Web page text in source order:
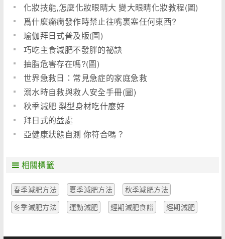
化妝技能,怎麼化妝眼睛大 變大眼睛化妝教程(圖)
爲什麼癲癇發作時禁止往嘴裏塞任何東西?
瑜伽拜日式普及版(圖)
巧吃主食減肥不發胖的祕訣
抽脂危害存在嗎?(圖)
世界急救日：常見急症的家庭急救
溺水時自救與救人安全手冊(圖)
秋季減肥 梨型身材吃什麼好
拜日式的益處
亞健康狀態自測 你符合嗎？
相關標籤
春季減肥方法 夏季減肥方法
秋季減肥方法
冬季減肥方法
運動減肥 經期減肥食譜 經期減肥